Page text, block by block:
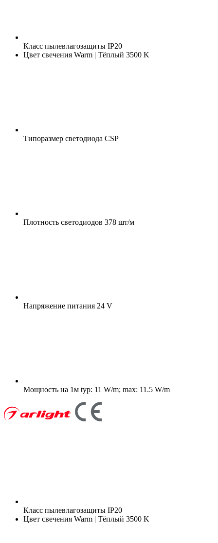
Класс пылевлагозащиты IP20
Цвет свечения Warm | Тёплый 3500 K
Типоразмер светодиода CSP
Плотность светодиодов 378 шт/м
Напряжение питания 24 V
Мощность на 1м typ: 11 W/m; max: 11.5 W/m
Класс пылевлагозащиты IP20
Цвет свечения Warm | Тёплый 3500 K